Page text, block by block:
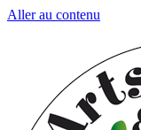
Aller au contenu